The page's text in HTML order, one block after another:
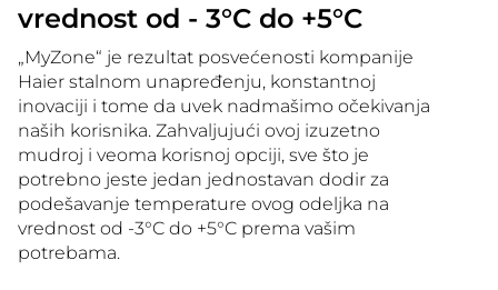
vrednost od - 3°C do +5°C
„MyZone“ je rezultat posvećenosti kompanije
Haier stalnom unapređenju, konstantnoj
inovaciji i tome da uvek nadmašimo očekivanja
naših korisnika. Zahvaljujući ovoj izuzetno
mudroj i veoma korisnoj opciji, sve što je
potrebno jeste jedan jednostavan dodir za
podešavanje temperature ovog odeljka na
vrednost od -3°C do +5°C prema vašim
potrebama.